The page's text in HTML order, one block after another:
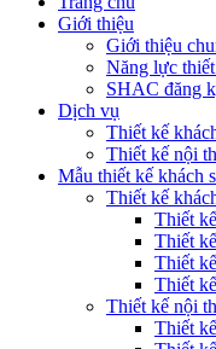
Giới thiệu
Giới thiệu
Năng lực
SHAC đăng
Dịch vụ
Thiết kế
Thiết kế nội
Mẫu thiết kế khách
Thiết kế
Thiết
Thiết
Thiết
Thiết
Thiết kế nội
Thiết